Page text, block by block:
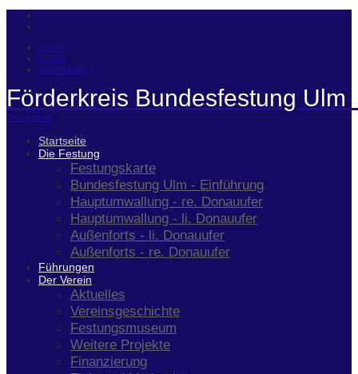
Login
Suche
Impressum
Förderkreis Bundesfestung Ulm
Navigation
Startseite
Die Festung
Festungskarte
Bundesfestung Ulm - Einführung
Hauptumwallung - re. Donauufer
Hauptumwallung - li. Donauufer
Außenforts - li. Donauufer
Außenforts - re. Donauufer
Führungen
Der Verein
Aktuelles
Vereinsgeschichte
Festungsmuseum
Weitere Projekte
Finanzierung